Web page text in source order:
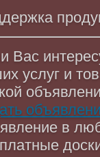
Вас
услуг и
в